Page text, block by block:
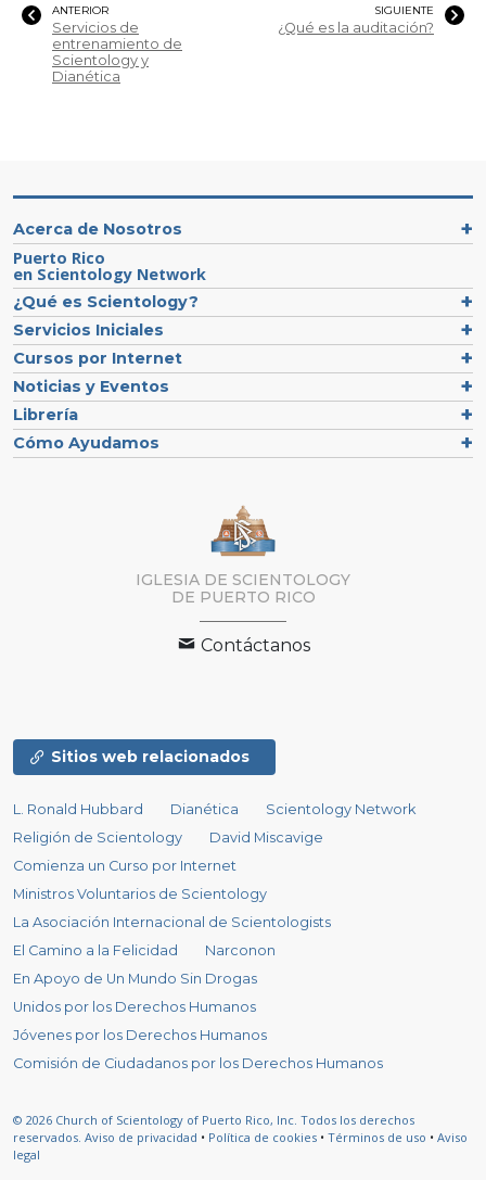
ANTERIOR
Servicios de
entrenamiento de
Scientology y
Dianética
SIGUIENTE
¿Qué es la auditación?
Acerca de Nosotros
Puerto Rico
en Scientology Network
¿Qué es Scientology?
Servicios Iniciales
Cursos por Internet
Noticias y Eventos
Librería
Cómo Ayudamos
IGLESIA DE SCIENTOLOGY
DE PUERTO RICO
Contáctanos
Sitios web relacionados
L. Ronald Hubbard Dianética
Scientology Network
Religión de Scientology
David Miscavige
Comienza un Curso por Internet
Ministros Voluntarios de Scientology
La Asociación Internacional de Scientologists
El Camino a la Felicidad
Narconon
En Apoyo de Un Mundo Sin Drogas
Unidos por los Derechos Humanos
Jóvenes por los Derechos Humanos
Comisión de Ciudadanos por los Derechos Humanos
© 2026 Church of Scientology of Puerto Rico, Inc. Todos los derechos
reservados. Aviso de privacidad • Política de cookies • Términos de uso • Aviso
legal